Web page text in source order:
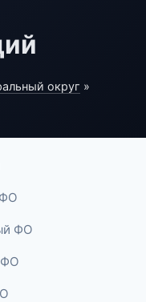
округ »
ФО
ФО